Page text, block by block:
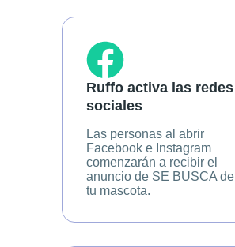
Ruffo activa las redes
sociales
Las personas al abrir
Facebook e Instagram
comenzarán a recibir el
anuncio de SE BUSCA de
tu mascota.